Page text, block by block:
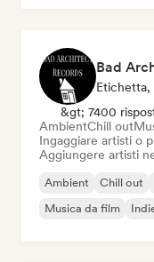
Bad
Etichetta,
&gt; 7400
AmbientChill out
Ingaggiare artisti o
Aggiungere artisti
Ambient Chill out
Musica da film